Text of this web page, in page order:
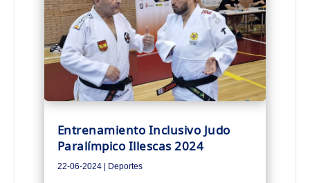
Entrenamiento Inclusivo Judo
Paralímpico Illescas 2024
22-06-2024| Deportes